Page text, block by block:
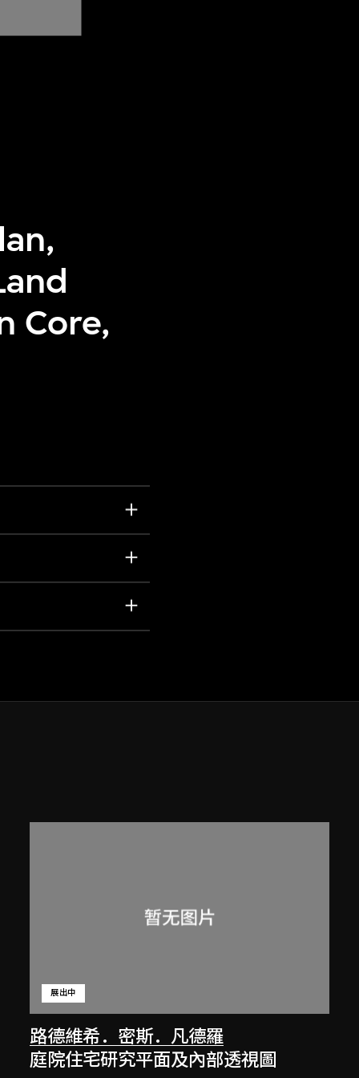
Core,
路德維希．密斯．凡德羅
展出中
庭院住宅研究平面及內部透視圖